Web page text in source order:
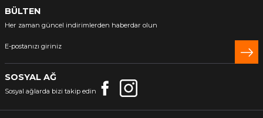
BÜLTEN
Her zaman güncel indirimlerden haberdar olun
SOSYAL AĞ
Sosyal ağlarda bizi takip edin